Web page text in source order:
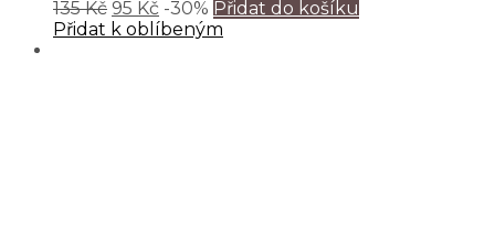
135Kč 95 Kč -30% Přidat do košíku
Přidat k oblíbeným